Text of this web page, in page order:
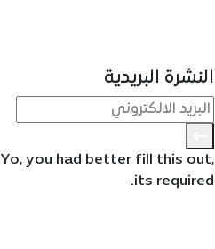
النشرة البريدية
Yo, you had better fill this out,
its required.